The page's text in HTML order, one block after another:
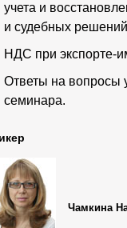
учета и
и судебных
НДС при экспорте-
Ответы на вопросы
семинара.
Чамкина